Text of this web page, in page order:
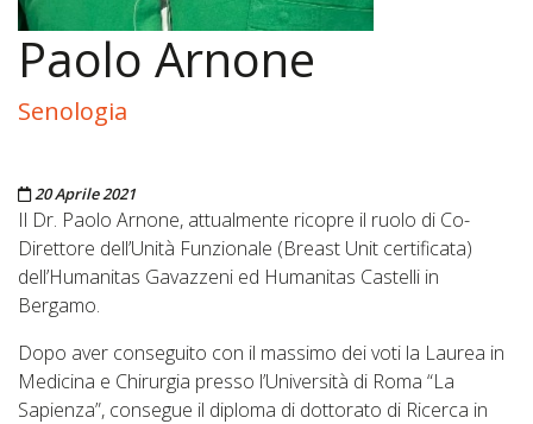
Paolo Arnone
Senologia
Pubblicato il
20 Aprile 2021
Il Dr. Paolo Arnone, attualmente ricopre il ruolo di Co-
Direttore dell’Unità Funzionale (Breast Unit certificata)
dell’Humanitas Gavazzeni ed Humanitas Castelli in
Bergamo.
Dopo aver conseguito con il massimo dei voti la Laurea in
Medicina e Chirurgia presso l’Università di Roma “La
Sapienza”, consegue il diploma di dottorato di Ricerca in